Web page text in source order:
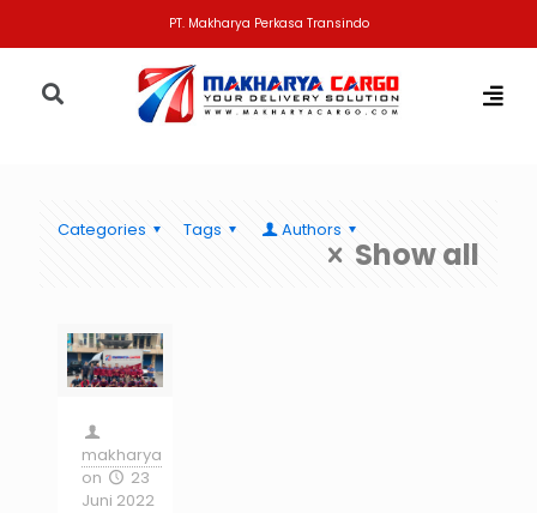
PT. Makharya Perkasa Transindo
Categories Tags Authors
Show all
makharya
on
23
Juni 2022